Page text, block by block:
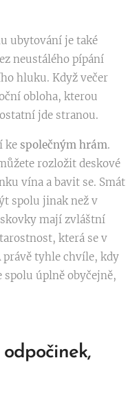
ubytování je také
neustálého pípání
hluku. Když večer
obloha, kterou
jde stranou.
ke společným hrám.
rozložit deskové
vína a bavit se. Smát
spolu jinak než v
mají zvláštní
která se v
právě tyhle chvíle, kdy
spolu úplně obyčejně,